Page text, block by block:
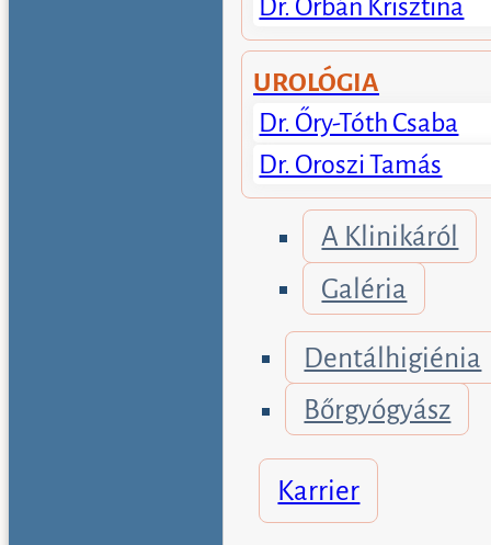
Dr. Orbán Krisztina
UROLÓGIA
Dr. Őry-Tóth Csaba
Dr. Oroszi Tamás
A Klinikáról
Galéria
Dentálhigiénia
Bőrgyógyász
Karrier